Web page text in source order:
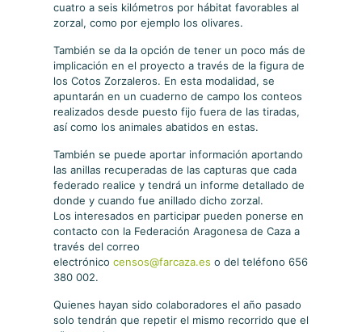
cuatro a seis kilómetros por hábitat favorables al
zorzal, como por ejemplo los olivares.
También se da la opción de tener un poco más de
implicación en el proyecto a través de la figura de
los Cotos Zorzaleros. En esta modalidad, se
apuntarán en un cuaderno de campo los conteos
realizados desde puesto fijo fuera de las tiradas,
así como los animales abatidos en estas.
También se puede aportar información aportando
las anillas recuperadas de las capturas que cada
federado realice y tendrá un informe detallado de
donde y cuando fue anillado dicho zorzal.
Los interesados en participar pueden ponerse en
contacto con la Federación Aragonesa de Caza a
través del correo
electrónico censos@farcaza.es o del teléfono 656
380 002.
Quienes hayan sido colaboradores el año pasado
solo tendrán que repetir el mismo recorrido que el